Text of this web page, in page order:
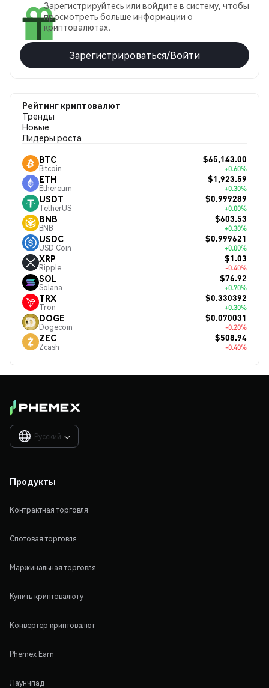
Зарегистрируйтесь или войдите в систему, чтобы
просмотреть больше информации о
криптовалютах.
Зарегистрироваться/Войти
Рейтинг криптовалют
Тренды
Новые
Лидеры роста
BTC
Bitcoin
$65,143.00
+0.60%
ETH
Ethereum
$1,923.59
+0.30%
USDT
TetherUS
$0.999289
+0.00%
BNB
BNB
$603.53
+0.30%
USDC
USD Coin
$0.999621
+0.00%
XRP
Ripple
$1.03
-0.40%
SOL
Solana
$76.92
+0.70%
TRX
Tron
$0.330392
+0.30%
DOGE
Dogecoin
$0.070031
-0.20%
ZEC
Zcash
$508.94
-0.40%
Русский 
Продукты
Контрактная торговля
Спотовая торговля
Маржинальная торговля
Купить криптовалюту
Конвертер криптовалют
Phemex Earn
Лаунчпад